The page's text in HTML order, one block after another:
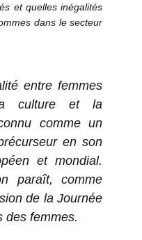
et quelles inégalités
dans le secteur
entre femmes
culture et la
comme un
en son
et mondial.
paraît, comme
de la Journée
des femmes.